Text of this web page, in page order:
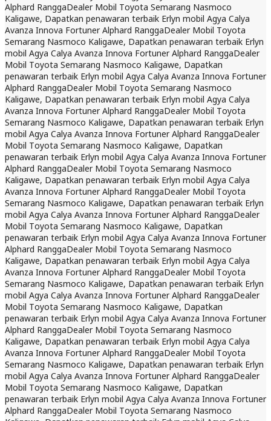
Alphard RanggaDealer Mobil Toyota Semarang Nasmoco
Kaligawe, Dapatkan penawaran terbaik Erlyn mobil Agya Calya
Avanza Innova Fortuner Alphard RanggaDealer Mobil Toyota
Semarang Nasmoco Kaligawe, Dapatkan penawaran terbaik Erlyn
mobil Agya Calya Avanza Innova Fortuner Alphard RanggaDealer
Mobil Toyota Semarang Nasmoco Kaligawe, Dapatkan
penawaran terbaik Erlyn mobil Agya Calya Avanza Innova Fortuner
Alphard RanggaDealer Mobil Toyota Semarang Nasmoco
Kaligawe, Dapatkan penawaran terbaik Erlyn mobil Agya Calya
Avanza Innova Fortuner Alphard RanggaDealer Mobil Toyota
Semarang Nasmoco Kaligawe, Dapatkan penawaran terbaik Erlyn
mobil Agya Calya Avanza Innova Fortuner Alphard RanggaDealer
Mobil Toyota Semarang Nasmoco Kaligawe, Dapatkan
penawaran terbaik Erlyn mobil Agya Calya Avanza Innova Fortuner
Alphard RanggaDealer Mobil Toyota Semarang Nasmoco
Kaligawe, Dapatkan penawaran terbaik Erlyn mobil Agya Calya
Avanza Innova Fortuner Alphard RanggaDealer Mobil Toyota
Semarang Nasmoco Kaligawe, Dapatkan penawaran terbaik Erlyn
mobil Agya Calya Avanza Innova Fortuner Alphard RanggaDealer
Mobil Toyota Semarang Nasmoco Kaligawe, Dapatkan
penawaran terbaik Erlyn mobil Agya Calya Avanza Innova Fortuner
Alphard RanggaDealer Mobil Toyota Semarang Nasmoco
Kaligawe, Dapatkan penawaran terbaik Erlyn mobil Agya Calya
Avanza Innova Fortuner Alphard RanggaDealer Mobil Toyota
Semarang Nasmoco Kaligawe, Dapatkan penawaran terbaik Erlyn
mobil Agya Calya Avanza Innova Fortuner Alphard RanggaDealer
Mobil Toyota Semarang Nasmoco Kaligawe, Dapatkan
penawaran terbaik Erlyn mobil Agya Calya Avanza Innova Fortuner
Alphard RanggaDealer Mobil Toyota Semarang Nasmoco
Kaligawe, Dapatkan penawaran terbaik Erlyn mobil Agya Calya
Avanza Innova Fortuner Alphard RanggaDealer Mobil Toyota
Semarang Nasmoco Kaligawe, Dapatkan penawaran terbaik Erlyn
mobil Agya Calya Avanza Innova Fortuner Alphard RanggaDealer
Mobil Toyota Semarang Nasmoco Kaligawe, Dapatkan
penawaran terbaik Erlyn mobil Agya Calya Avanza Innova Fortuner
Alphard RanggaDealer Mobil Toyota Semarang Nasmoco